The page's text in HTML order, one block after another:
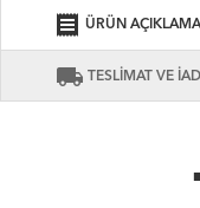
receipt ÜRÜN
local_shipping TESLİMAT VE